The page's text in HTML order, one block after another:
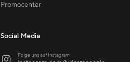
Promocenter
Social Media
 Folge uns auf Instagram